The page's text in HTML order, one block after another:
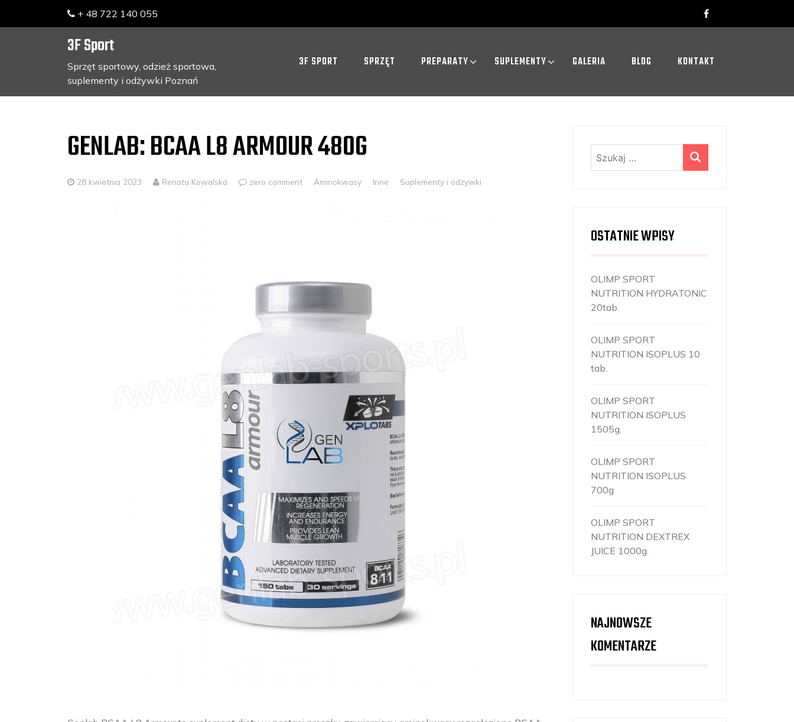
+ 48 722 140 055
3F Sport
Sprzęt sportowy, odzież sportowa,
suplementy i odżywki Poznań
3F SPORT SPRZĘT PREPARATY SUPLEMENTY GALERIA BLOG KONTAKT
GENLAB: BCAA L8 ARMOUR 480G
28 kwietnia 2023 Renata Kowalska zero comment Aminokwasy Inne Suplementy i odżywki
OSTATNIE WPISY
OLIMP SPORT
NUTRITION HYDRATONIC
20tab.
OLIMP SPORT
NUTRITION ISOPLUS 10
tab.
OLIMP SPORT
NUTRITION ISOPLUS
1505g.
OLIMP SPORT
NUTRITION ISOPLUS
700g
OLIMP SPORT
NUTRITION DEXTREX
JUICE 1000g.
NAJNOWSZE
KOMENTARZE